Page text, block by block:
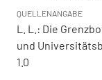
QUELLENANGABE
L. L.: Die
und
1.0